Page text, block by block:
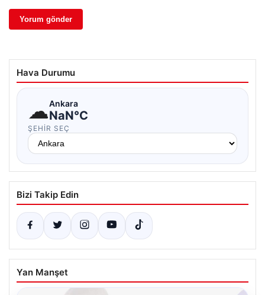
Hava Durumu
☁Ankara
NaN°C
ŞEHIR SEÇ
Bizi Takip Edin
Yan Manşet